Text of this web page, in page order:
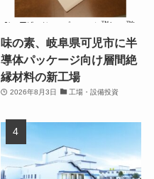
味の素、岐阜県可児市に半
導体パッケージ向け層間絶
縁材料の新工場
2026年8月3日 工場・設備投資